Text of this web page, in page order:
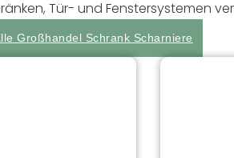
Tür- und Fenstersystemen
Großhandel Schrank Scharniere